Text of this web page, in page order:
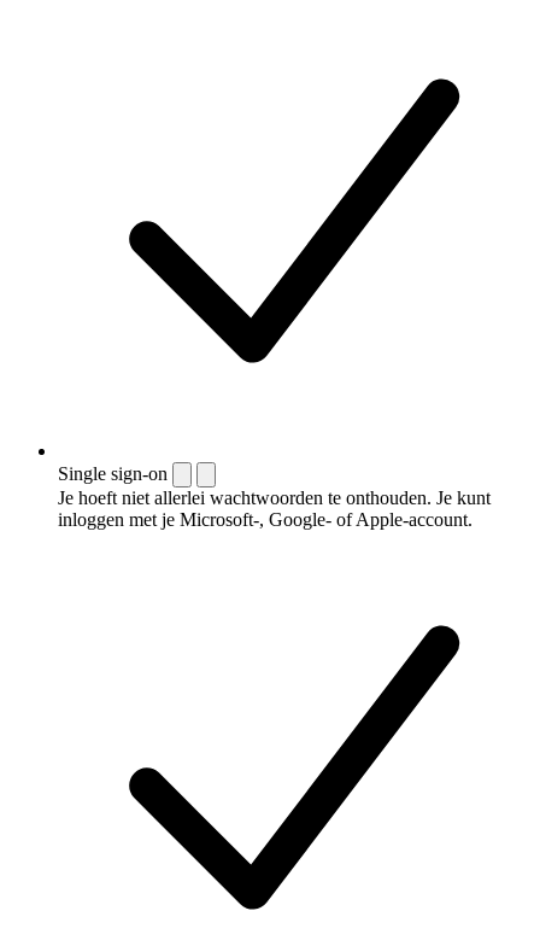
Single sign-on
Je hoeft niet allerlei wachtwoorden te onthouden. Je kunt
inloggen met je Microsoft-, Google- of Apple-account.